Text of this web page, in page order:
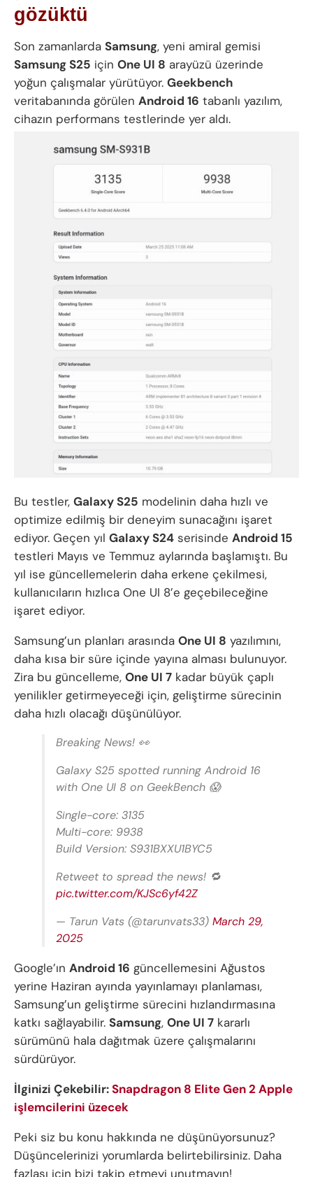
gözüktü
Son zamanlarda Samsung, yeni amiral gemisi
Samsung S25 için One UI 8 arayüzü üzerinde
yoğun çalışmalar yürütüyor. Geekbench
veritabanında görülen Android 16 tabanlı yazılım,
cihazın performans testlerinde yer aldı.
Bu testler, Galaxy S25 modelinin daha hızlı ve
optimize edilmiş bir deneyim sunacağını işaret
ediyor. Geçen yıl Galaxy S24 serisinde Android 15
testleri Mayıs ve Temmuz aylarında başlamıştı. Bu
yıl ise güncellemelerin daha erkene çekilmesi,
kullanıcıların hızlıca One UI 8’e geçebileceğine
işaret ediyor.
Samsung’un planları arasında One UI 8 yazılımını,
daha kısa bir süre içinde yayına alması bulunuyor.
Zira bu güncelleme, One UI 7 kadar büyük çaplı
yenilikler getirmeyeceği için, geliştirme sürecinin
daha hızlı olacağı düşünülüyor.
Breaking News! 👀
Galaxy S25 spotted running Android 16
with One UI 8 on GeekBench 😱
Single-core: 3135
Multi-core: 9938
Build Version: S931BXXU1BYC5
Retweet to spread the news! 🔁
pic.twitter.com/KJSc6yf42Z
— Tarun Vats (@tarunvats33) March 29,
2025
Google’ın Android 16 güncellemesini Ağustos
yerine Haziran ayında yayınlamayı planlaması,
Samsung’un geliştirme sürecini hızlandırmasına
katkı sağlayabilir. Samsung, One UI 7 kararlı
sürümünü hala dağıtmak üzere çalışmalarını
sürdürüyor.
İlginizi Çekebilir:Snapdragon 8 Elite Gen 2 Apple
işlemcilerini üzecek
Peki siz bu konu hakkında ne düşünüyorsunuz?
Düşüncelerinizi yorumlarda belirtebilirsiniz. Daha
fazlası için bizi takip etmeyi unutmayın!